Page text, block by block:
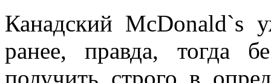
Канадский McDonald`s
ранее, правда, тогда
получить строго в